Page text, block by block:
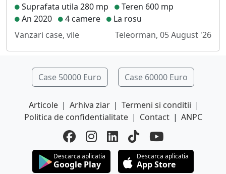
Suprafata utila 280 mp
Teren 600 mp
An 2020
4 camere
La rosu
Vanzari case, vile
Teleorman, 05 August '26
Case 50000 Euro Case 60000 Euro
Articole | Arhiva ziar | Termeni si conditii |
Politica de confidentialitate | Contact | ANPC
Descarca aplicatia
Google Play
Descarca aplicatia
App Store